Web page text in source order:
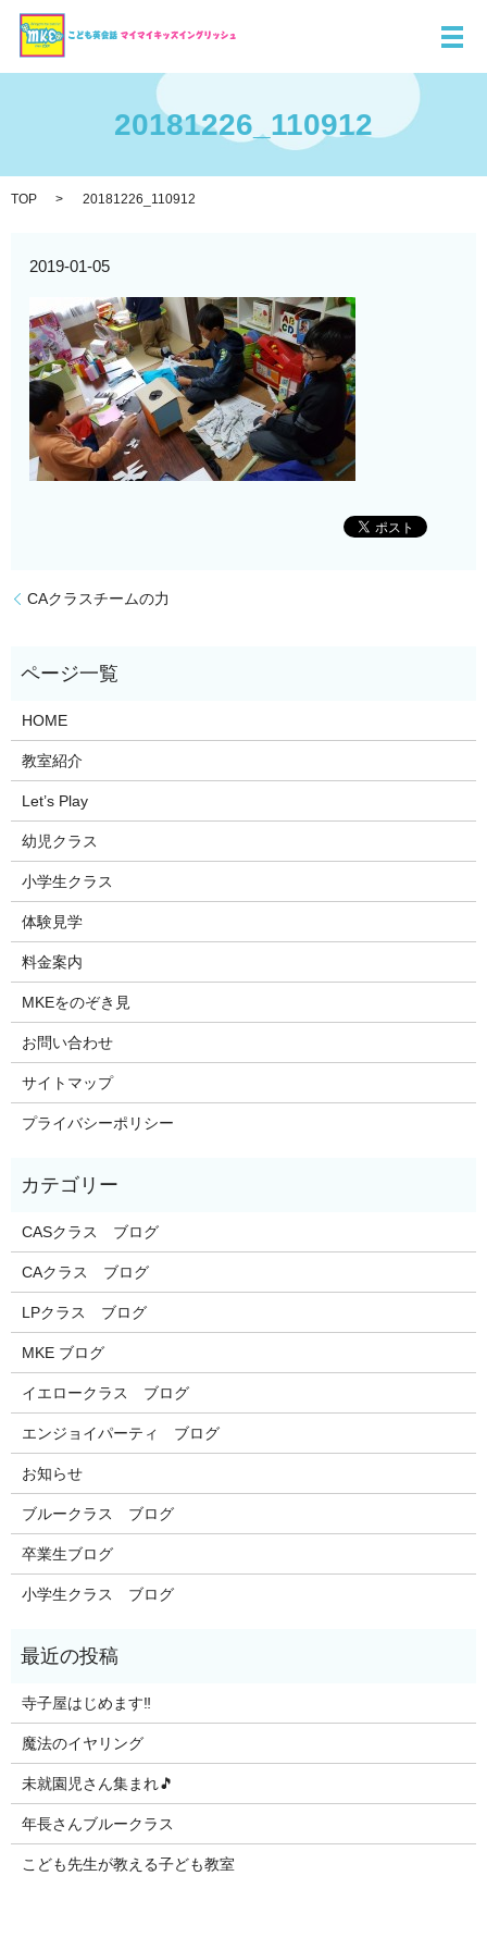
メ
20181226_110912
TOP 20181226_110912
2019-01-05
CAクラスチームの力
HOME
教室紹介
Let’s Play
幼児クラス
小学生クラス
体験見学
料金案内
MKEをのぞき見
お問い合わせ
サイトマップ
プライバシーポリシー
CASクラス ブログ
CAクラス ブログ
LPクラス ブログ
MKE ブログ
イエロークラス ブログ
エンジョイパーティ ブログ
お知らせ
ブルークラス ブログ
卒業生ブログ
小学生クラス ブログ
寺子屋はじめます‼️
魔法のイヤリング
未就園児さん集まれ🎵
年長さんブルークラス
こども先生が教える子ども教室